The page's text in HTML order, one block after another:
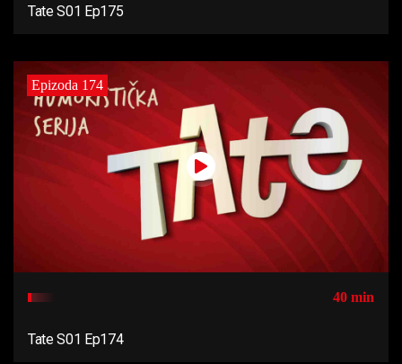
Tate S01 Ep175
Epizoda 174
40 min
Tate S01 Ep174